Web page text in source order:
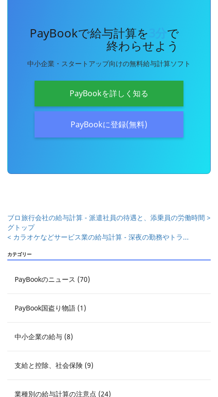
PayBookで給与計算を で
終わらせよう
中小企業・スタートアップ向けの無料給与計算ソフト
PayBookを詳しく知る
PayBookに登録(無料)
旅行会社の給与計算 - 派遣社員の待遇と、添乗員の労働時間 >
ブロ
グトップ
< カラオケなどサービス業の給与計算 - 深夜の勤務やトラ...
カテゴリー
PayBookのニュース (70)
PayBook国盗り物語 (1)
中小企業の給与 (8)
支給と控除、社会保険 (9)
業種別の給与計算の注意点 (24)